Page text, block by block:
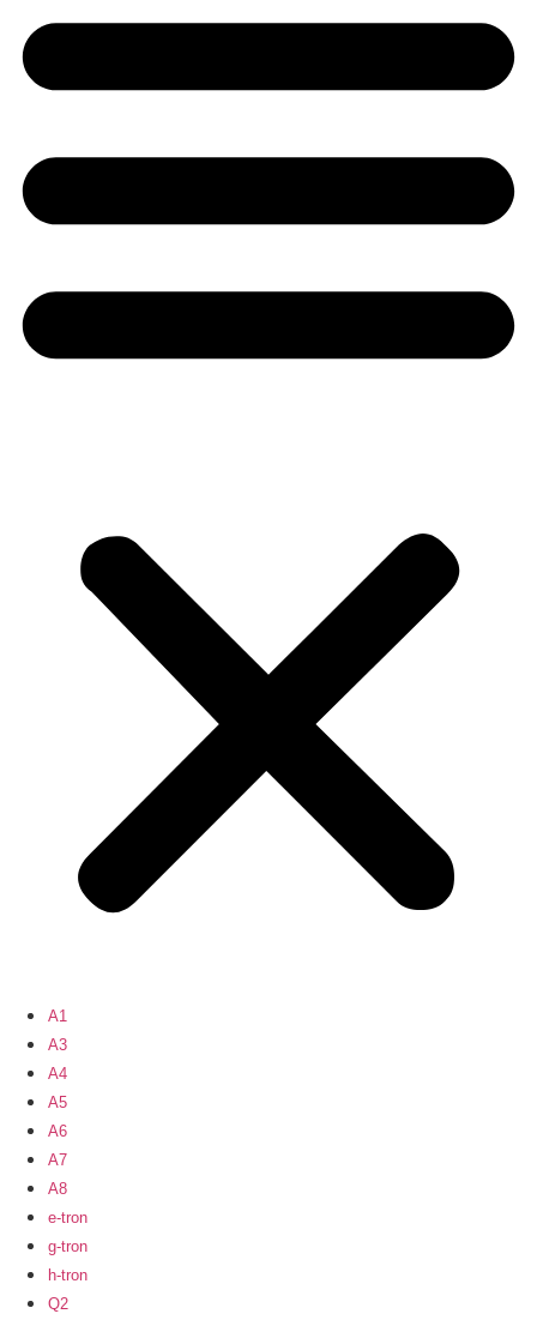
A1
A3
A4
A5
A6
A7
A8
e-tron
g-tron
h-tron
Q2